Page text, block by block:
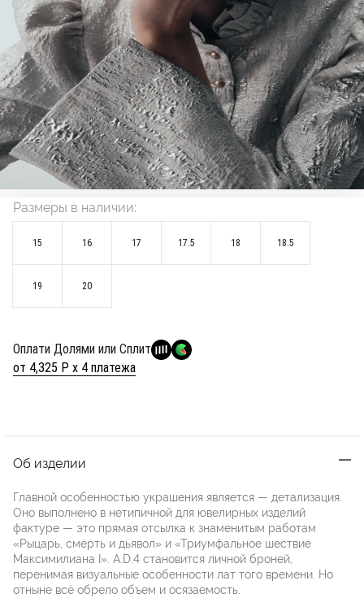
Размеры в наличии:
15 16 17 17.5 18 18.5
19 20
Оплати Долями или Сплит
от 4,325 Р х 4 платежа
Об изделии
Главной особенностью украшения является — детализация.
Оно выполнено в нетипичной для ювелирных изделий
фактуре — это прямая отсылка к знаменитым работам
«Рыцарь, смерть и дьявол» и «Триумфальное шествие
Максимилиана I». A.D.4 становится личной броней,
перенимая визуальные особенности лат того времени. Но
отныне всё обрело объем и осязаемость.